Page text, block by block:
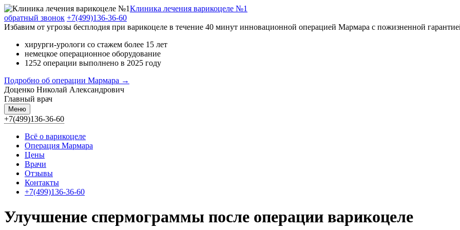
Клиника лечения варикоцеле №1
обратный звонок +7(499)136-36-60
Избавим от угрозы бесплодия при варикоцеле в течение 40 минут инновационной операцией Мармара c пожизненной
хирурги-урологи со стажем более 15 лет
немецкое операционное оборудование
1252 операции выполнено в 2025 году
Подробно об операции Мармара →
Доценко Николай Александрович
Главный врач
Меню
+7(499)136-36-60
Всё о варикоцеле
Операция Мармара
Цены
Врачи
Отзывы
Контакты
+7(499)136-36-60
Улучшение спермограммы после операции варикоцеле